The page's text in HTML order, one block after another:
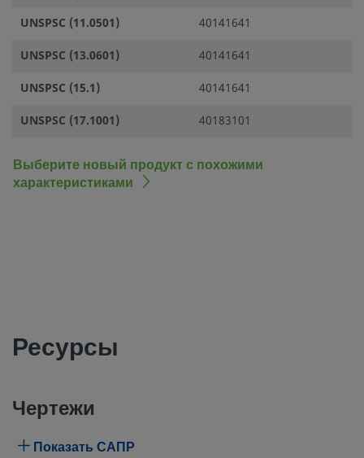
UNSPSC (11.0501)
40141641
UNSPSC (13.0601)
40141641
UNSPSC (15.1)
40141641
UNSPSC (17.1001)
40183101
Выберите новый продукт с похожими
характеристиками
Ресурсы
Чертежи
Показать САПР